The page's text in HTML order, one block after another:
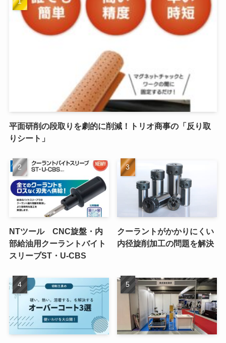
平面研削の段取りを劇的に削減！トリオ商事の「反り取
りシート」
NTツール CNC旋盤・内
部給油用クーラントバイト
スリーブST・U-CBS
クーラントがかかりにくい
内径旋削加工の問題を解決